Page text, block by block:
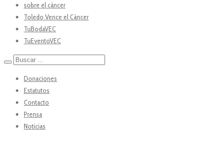
sobre el cáncer
Toledo Vence el Cáncer
TuBodaVEC
TuEventoVEC
Donaciones
Estatutos
Contacto
Prensa
Noticias